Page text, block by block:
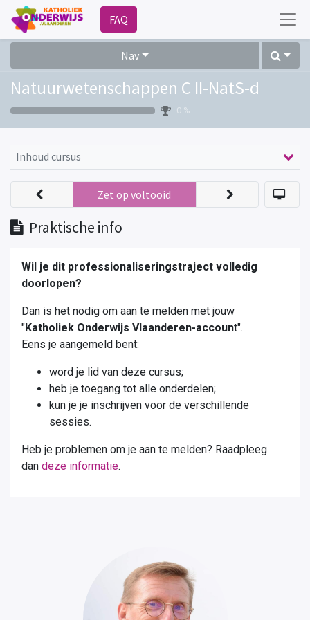
FAQ
Nav
Natuurwetenschappen C II-NatS-d
0 %
Inhoud cursus
Praktische info
Zet op voltooid
Wil je dit professionaliseringstraject volledig
doorlopen?
Dan is het nodig om aan te melden met jouw
"Katholiek Onderwijs Vlaanderen-account".
Eens je aangemeld bent:
word je lid van deze cursus;
heb je toegang tot alle onderdelen;
kun je je inschrijven voor de verschillende
sessies.
Heb je problemen om je aan te melden? Raadpleeg
dan deze informatie.